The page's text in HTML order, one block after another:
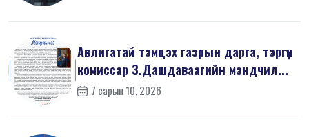
Авлигатай тэмцэх газрын дарга, тэргүүн
комиссар З.Дашдаваагийн мэндчил...
7 сарын 10, 2026